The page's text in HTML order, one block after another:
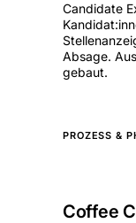
Candidate
Absage.
gebaut.
PROZESS &
Coffee